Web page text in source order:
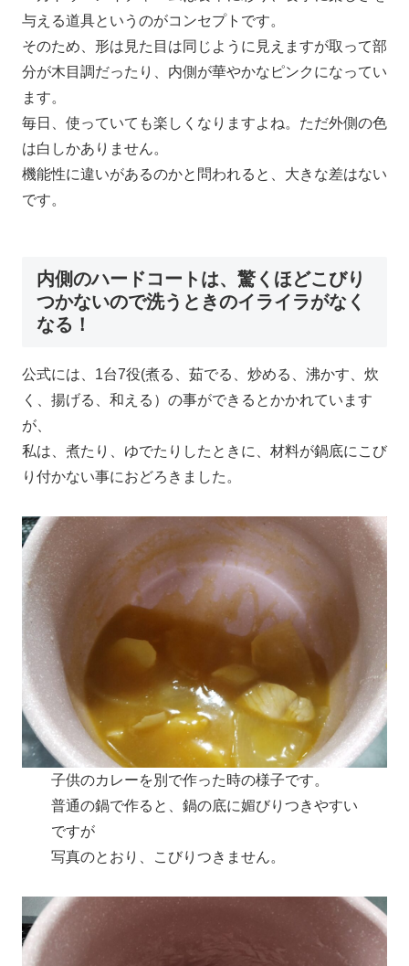
与える道具というのがコンセプトです。
そのため、形は見た目は同じように見えますが取って部
分が木目調だったり、内側が華やかなピンクになってい
ます。
毎日、使っていても楽しくなりますよね。ただ外側の色
は白しかありません。
機能性に違いがあるのかと問われると、大きな差はない
です。
内側のハードコートは、驚くほどこびり
つかないので洗うときのイライラがなく
なる！
公式には、1台7役(煮る、茹でる、炒める、沸かす、炊
く、揚げる、和える）の事ができるとかかれています
が、
私は、煮たり、ゆでたりしたときに、材料が鍋底にこび
り付かない事におどろきました。
子供のカレーを別で作った時の様子です。
普通の鍋で作ると、鍋の底に媚びりつきやすい
ですが
写真のとおり、こびりつきません。